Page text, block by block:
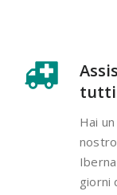
tutti
Hai
giorni